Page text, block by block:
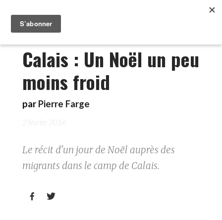
Calais : Un Noël un peu
moins froid
par Pierre Farge
2 février 2016
Le récit d'un jour de Noël auprès des
migrants dans le camp de Calais.
 